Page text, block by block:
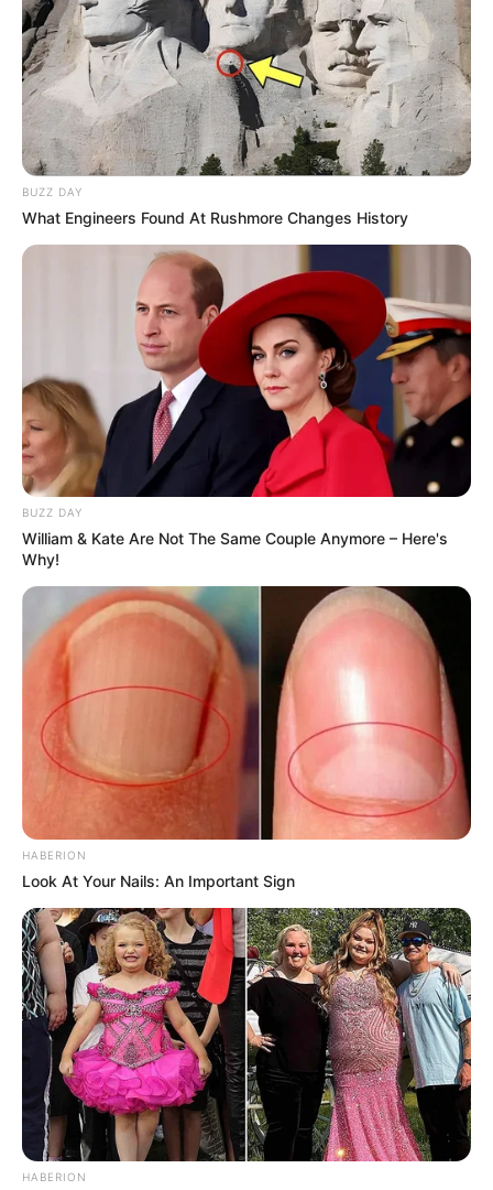
BUZZ DAY
What Engineers Found At Rushmore Changes History
BUZZ DAY
William & Kate Are Not The Same Couple Anymore – Here's
Why!
HABERION
Look At Your Nails: An Important Sign
HABERION